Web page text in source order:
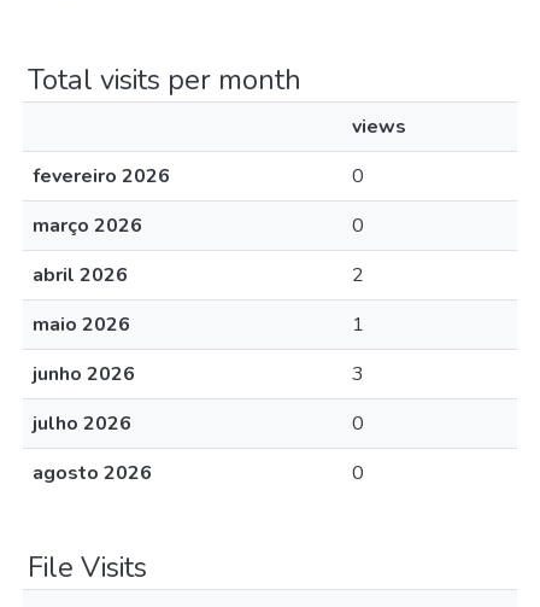
Total visits per month
views
fevereiro 2026
0
março 2026
0
abril 2026
2
maio 2026
1
junho 2026
3
julho 2026
0
agosto 2026
0
File Visits